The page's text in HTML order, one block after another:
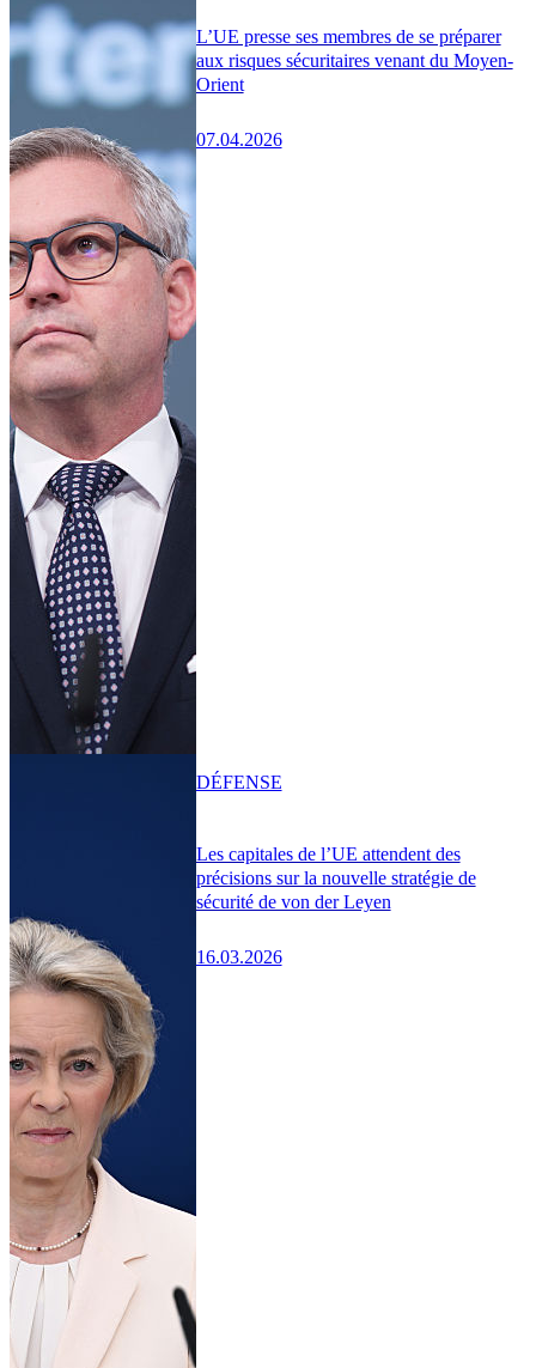
L’UE presse ses membres de se préparer
aux risques sécuritaires venant du Moyen-
Orient
07.04.2026
Les capitales de l’UE attendent des
précisions sur la nouvelle stratégie de
sécurité de von der Leyen
16.03.2026
DÉFENSE